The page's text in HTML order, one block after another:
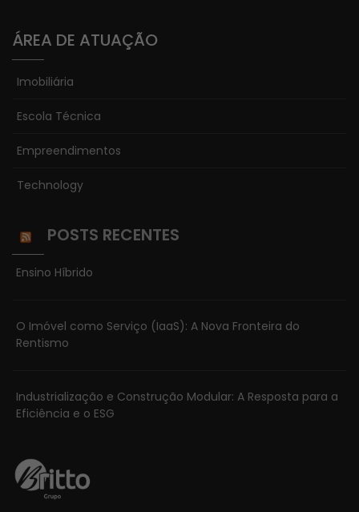
ÁREA DE ATUAÇÃO
Imobiliária
Escola Técnica
Empreendimentos
Technology
POSTS RECENTES
Ensino Híbrido
O Imóvel como Serviço (IaaS): A Nova Fronteira do
Rentismo
Industrialização e Construção Modular: A Resposta para a
Eficiência e o ESG
Esses cookies